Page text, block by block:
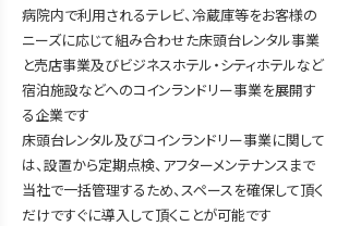
病院内で利用されるテレビ、冷蔵庫等をお客様の
ニーズに応じて組み合わせた床頭台レンタル事業
と売店事業及びビジネスホテル・シティホテルなど
宿泊施設などへのコインランドリー事業を展開す
る企業です
床頭台レンタル及びコインランドリー事業に関して
は、設置から定期点検、アフターメンテナンスまで
当社で一括管理するため、スペースを確保して頂く
だけですぐに導入して頂くことが可能です